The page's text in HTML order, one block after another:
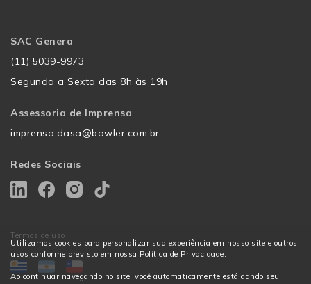
Utilizamos cookies para personalizar sua experiência em nosso site e outros
usos conforme previsto em nossa Política de Privacidade.
Ao continuar navegando no site, você automaticamente está dando seu
SAC Genera
(11) 5039-9973
Segunda a Sexta das 8h às 19h
Assessoria de Imprensa
imprensa.dasa@bowler.com.br
Redes Sociais
Termos de uso